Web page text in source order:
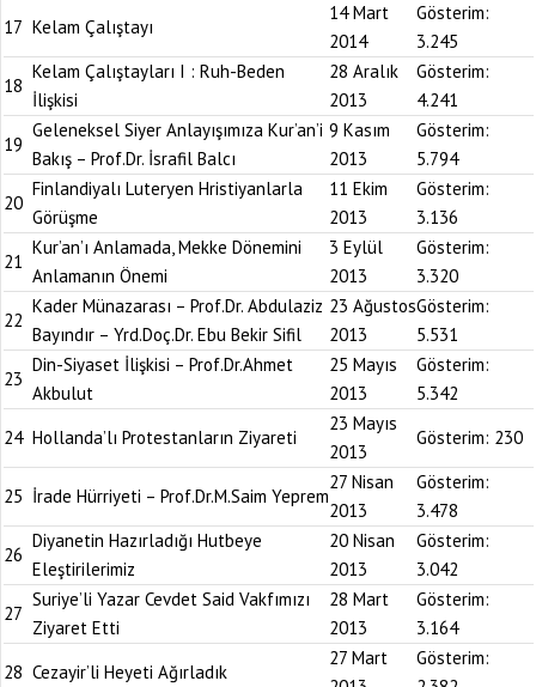
17 Kelam Çalıştayı
14 Mart
2014
Gösterim:
3.245
18
Kelam Çalıştayları I : Ruh-Beden
İlişkisi
28 Aralık
2013
Gösterim:
4.241
19
Geleneksel Siyer Anlayışımıza Kur’an’i
Bakış – Prof.Dr. İsrafil Balcı
9 Kasım
2013
Gösterim:
5.794
20
Finlandiyalı Luteryen Hristiyanlarla
Görüşme
11 Ekim
2013
Gösterim:
3.136
21
Kur’an’ı Anlamada, Mekke Dönemini
Anlamanın Önemi
3 Eylül
2013
Gösterim:
3.320
22
Kader Münazarası – Prof.Dr. Abdulaziz
Bayındır – Yrd.Doç.Dr. Ebu Bekir Sifil
23 Ağustos
2013
Gösterim:
5.531
23
Din-Siyaset İlişkisi – Prof.Dr.Ahmet
Akbulut
25 Mayıs
2013
Gösterim:
5.342
24 Hollanda’lı Protestanların Ziyareti
23 Mayıs
2013
Gösterim: 230
25 İrade Hürriyeti – Prof.Dr.M.Saim Yeprem
27 Nisan
2013
Gösterim:
3.478
26
Diyanetin Hazırladığı Hutbeye
Eleştirilerimiz
20 Nisan
2013
Gösterim:
3.042
27
Suriye’li Yazar Cevdet Said Vakfımızı
Ziyaret Etti
28 Mart
2013
Gösterim:
3.164
28 Cezayir’li Heyeti Ağırladık
27 Mart
Gösterim: